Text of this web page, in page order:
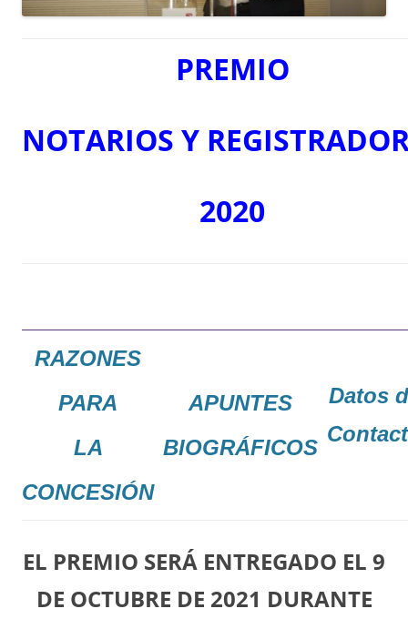
PREMIO
NOTARIOS Y
2020
RAZONES
PARA
LA
CONCESIÓN
APUNTES
BIOGRÁFICOS
Datos
EL PREMIO SERÁ ENTREGADO EL 9
DE OCTUBRE DE 2021 DURANTE